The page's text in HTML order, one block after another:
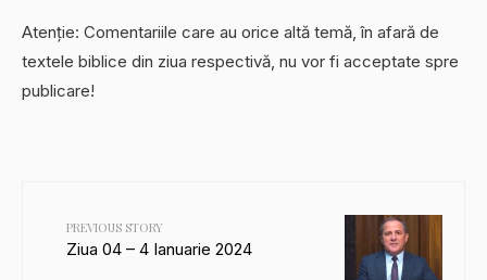
Atenție: Comentariile care au orice altă temă, în afară de
textele biblice din ziua respectivă, nu vor fi acceptate spre
publicare!
PREVIOUS STORY
Ziua 04 – 4 Ianuarie 2024